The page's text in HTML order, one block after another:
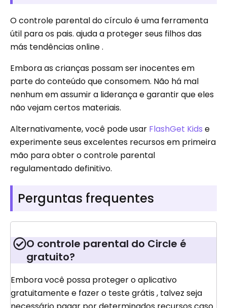
O controle parental do círculo é uma ferramenta
útil para os pais. ajuda a proteger seus filhos das
más tendências online .
Embora as crianças possam ser inocentes em
parte do conteúdo que consomem. Não há mal
nenhum em assumir a liderança e garantir que eles
não vejam certos materiais.
Alternativamente, você pode usar FlashGet Kids e
experimente seus excelentes recursos em primeira
mão para obter o controle parental
regulamentado definitivo.
Perguntas frequentes
O controle parental do Circle é
gratuito?
Embora você possa proteger o aplicativo
gratuitamente e fazer o teste grátis , talvez seja